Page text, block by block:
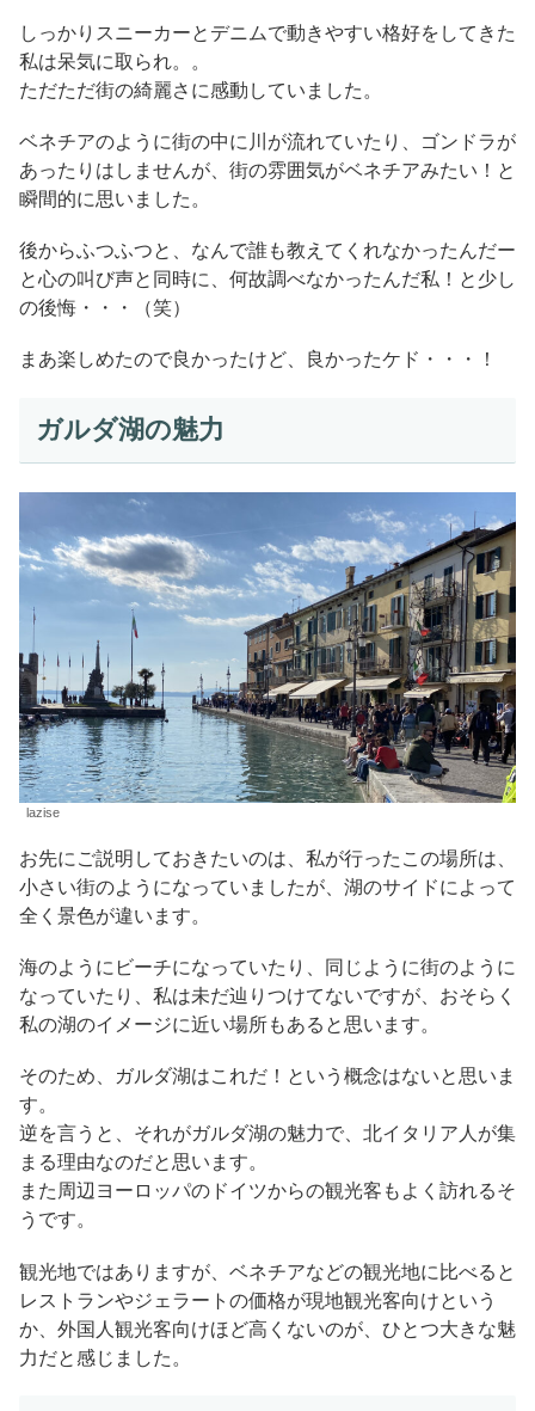
しっかりスニーカーとデニムで動きやすい格好をしてきた
私は呆気に取られ。。
ただただ街の綺麗さに感動していました。
ベネチアのように街の中に川が流れていたり、ゴンドラが
あったりはしませんが、街の雰囲気がベネチアみたい！と
瞬間的に思いました。
後からふつふつと、なんで誰も教えてくれなかったんだー
と心の叫び声と同時に、何故調べなかったんだ私！と少し
の後悔・・・（笑）
まあ楽しめたので良かったけど、良かったケド・・・！
ガルダ湖の魅力
lazise
お先にご説明しておきたいのは、私が行ったこの場所は、
小さい街のようになっていましたが、湖のサイドによって
全く景色が違います。
海のようにビーチになっていたり、同じように街のように
なっていたり、私は未だ辿りつけてないですが、おそらく
私の湖のイメージに近い場所もあると思います。
そのため、ガルダ湖はこれだ！という概念はないと思いま
す。
逆を言うと、それがガルダ湖の魅力で、北イタリア人が集
まる理由なのだと思います。
また周辺ヨーロッパのドイツからの観光客もよく訪れるそ
うです。
観光地ではありますが、ベネチアなどの観光地に比べると
レストランやジェラートの価格が現地観光客向けという
か、外国人観光客向けほど高くないのが、ひとつ大きな魅
力だと感じました。